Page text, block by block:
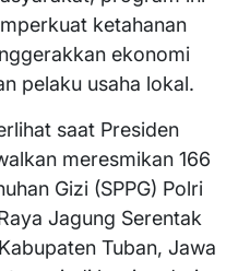
ketahanan
ekonomi
pelaku usaha lokal.
saat Presiden
meresmikan 166
Gizi (SPPG) Polri
Jagung Serentak
Tuban, Jawa